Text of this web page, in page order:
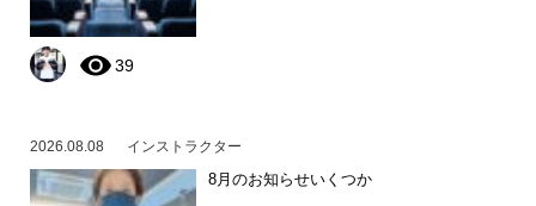
39
2026.08.08 インストラクター
8月のお知らせいくつか